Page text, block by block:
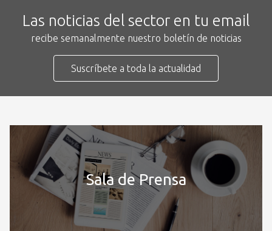
Las noticias del sector en tu email
recibe semanalmente nuestro boletín de noticias
Suscríbete a toda la actualidad
Sala de Prensa